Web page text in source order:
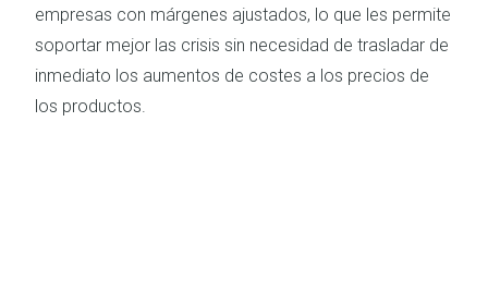
empresas con márgenes ajustados, lo que les permite
soportar mejor las crisis sin necesidad de trasladar de
inmediato los aumentos de costes a los precios de
los productos.